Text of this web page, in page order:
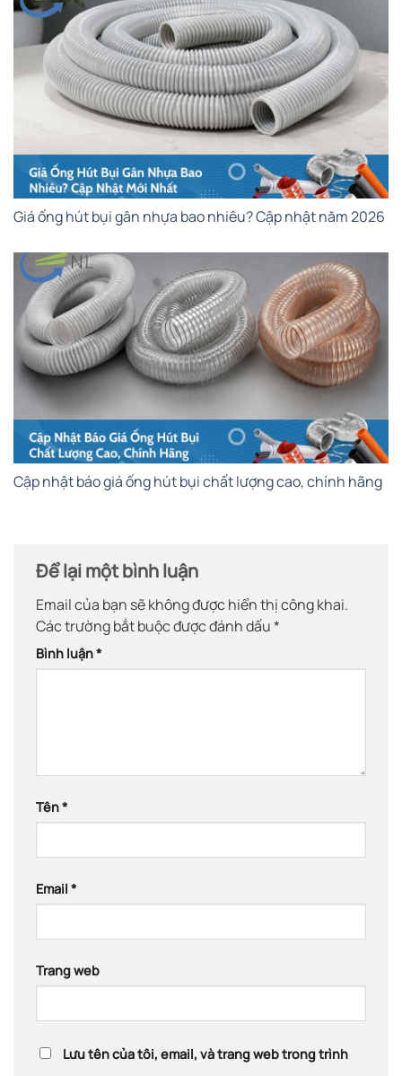
Giá ống hút bụi gân nhựa bao nhiêu? Cập nhật năm 2026
Cập nhật báo giá ống hút bụi chất lượng cao, chính hãng
Để lại một bình luận
Email của bạn sẽ không được hiển thị công khai.
Các trường bắt buộc được đánh dấu*
Bình luận*
Tên*
Email *
Trang web
Lưu tên của tôi, email, và trang web trong trình